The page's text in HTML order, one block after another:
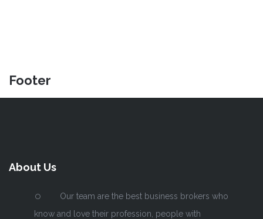
Footer
About Us
Our team are the best business brokers who
know and love their profession, people with